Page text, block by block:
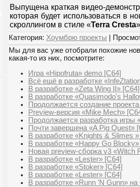
Выпущена краткая видео-
которая будет использоваться в
скроллингом в стиле «Terra Cresta
Категория: Хоумбрю проекты |
Мы для вас уже отобрали похожие
какая-то из них, посмотрите:
Игра «Hipofruta» demo [C64]
Всё ещё в разработке
В разработке «Zeta Wing II» [C64]
В разработке «Quasimodo's
Продолжается создание
Preview-версия «Mike Mech»
Продолжается разработка игры
Почти завершена «A Pig Quest»
В разработке «Knights & Slimes »
В разработке «Happy Go Blocky»
Новая preview-сборка v3 «Witch
В разработке «Lester» [C64]
В разработке «Stoker» [C64]
В разработке «Lester» [C64]
В разработке «Runn 'N Gunn»